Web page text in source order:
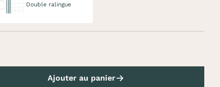
Double ralingue
Ajouter au panier